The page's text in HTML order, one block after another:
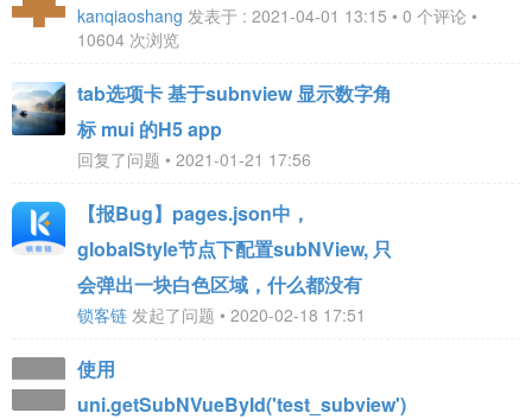
kanqiaoshang 发表于 : 2021-04-01 13:15 • 0 个评论 •
10604 次浏览
tab选项卡 基于subnview 显示数字角
标 mui 的H5 app
回复了问题 • 2021-01-21 17:56
【报Bug】pages.json中，
globalStyle节点下配置subNView, 只
会弹出一块白色区域，什么都没有
锁客链 发起了问题 • 2020-02-18 17:51
使用
uni.getSubNVueById('test_subview')